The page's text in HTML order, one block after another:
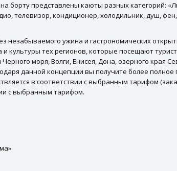
борту представлены каюты разных категорий:
телевизор, кондиционер, холодильник, душ,
незабываемого ужина и гастрономических
и культуры тех регионов, которые посещают
моря, Волги, Енисея, Дона, озерного края
данной концепции вы получите более
в соответствии с выбранным тарифом
с выбранным тарифом.